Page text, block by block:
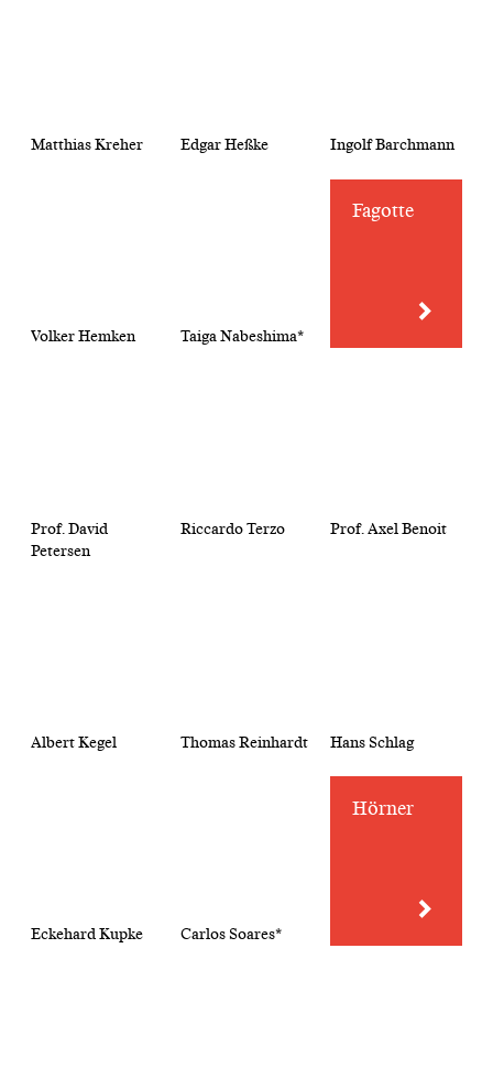
Matthias Kreher Edgar Heßke Ingolf Barchmann
Volker Hemken Taiga Nabeshima*
Fagotte
Prof. David
Petersen
Riccardo Terzo Prof. Axel Benoit
Albert Kegel Thomas Reinhardt Hans Schlag
Eckehard Kupke Carlos Soares*
Hörner